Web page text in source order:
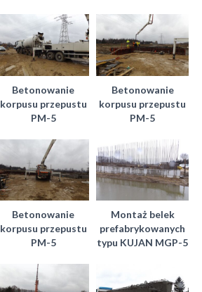
Betonowanie
korpusu przepustu
PM-5
Betonowanie
korpusu przepustu
PM-5
Betonowanie
korpusu przepustu
PM-5
Montaż belek
prefabrykowanych
typu KUJAN MGP-5